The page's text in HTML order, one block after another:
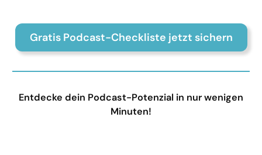
Gratis Podcast-Checkliste jetzt sichern
Entdecke dein Podcast-Potenzial in nur wenigen
Minuten!